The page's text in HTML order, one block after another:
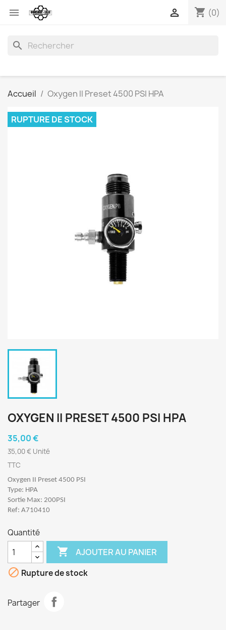
 shopping_cart (0)

search
Accueil Oxygen II Preset 4500 PSI HPA
RUPTURE DE STOCK
OXYGEN II PRESET 4500 PSI HPA
35,00 €
35,00 € Unité
TTC
Oxygen II Preset 4500 PSI
Type: HPA
Sortie Max: 200PSI
Ref: A710410
Quantité
 AJOUTER AU PANIER
 Rupture de stock
Partager